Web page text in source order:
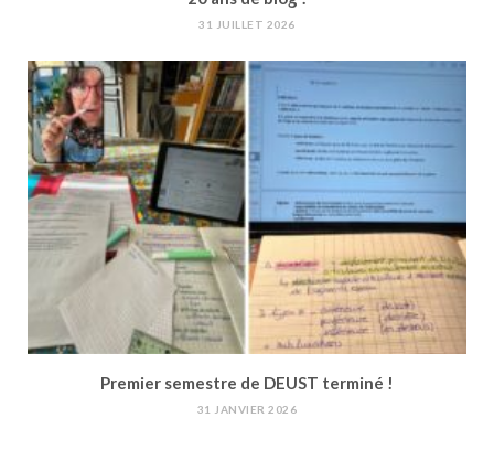
31 JUILLET 2026
Premier semestre de DEUST terminé !
31 JANVIER 2026